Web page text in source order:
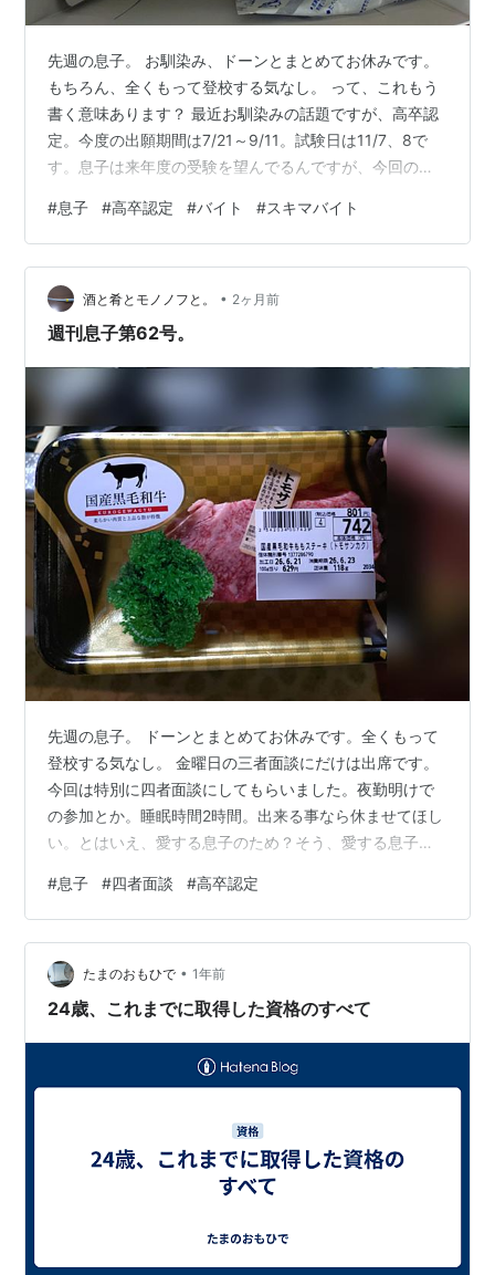
先週の息子。 お馴染み、ドーンとまとめてお休みです。
もちろん、全くもって登校する気なし。 って、これもう
書く意味あります？ 最近お馴染みの話題ですが、高卒認
定。今度の出願期間は7/21～9/11。試験日は11/7、8で
す。息子は来年度の受験を望んでるんですが、今回の試
校に残る選択肢は消えるでしょ。でも、その理屈でいう
と、結果発表の12/8までは辞めないことになるのか？留
年決まったらどうするつもりなんだろ？元々は留年も視
野に入れてたんですけど、これ留年してもムダでしょ？
年度が替わったら登校できるようになるとか思ってるん
#息子 #高卒認定 #バイト #スキマバイト
酒と肴とモノノフと。 • 2ヶ月前
週刊息子第62号。
先週の息子。 ドーンとまとめてお休みです。全くもって
登校する気なし。 金曜日の三者面談にだけは出席です。
今回は特別に四者面談にしてもらいました。夜勤明けで
の参加とか。睡眠時間2時間。出来る事なら休ませてほし
い。とはいえ、愛する息子のため？そう、愛する息子の
談では。このままだと進級できないよ、ってのが前提。
1.このまま進級を目指す。2.留年込みで考える。3.通信制
高校に転校。4.高卒認定（大検）を目指す。 この辺りを
提案されました。通信制高校以外は、既に俺と息子で会
話済み案件なんですけど。いや、正確には通信制高校の
#息子 #四者面談 #高卒認定
たまのおもひで • 1年前
24歳、これまでに取得した資格のすべて